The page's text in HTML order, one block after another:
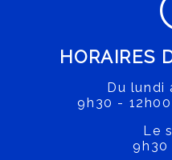
HORAIRES
Du lundi
9h30 -
Le
9h30